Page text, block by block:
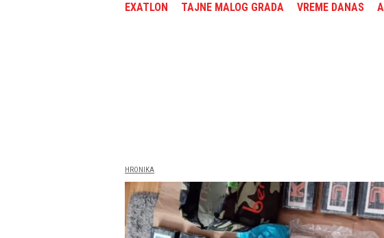
EXATLON TAJNE MALOG GRADA VREME DANAS
HRONIKA